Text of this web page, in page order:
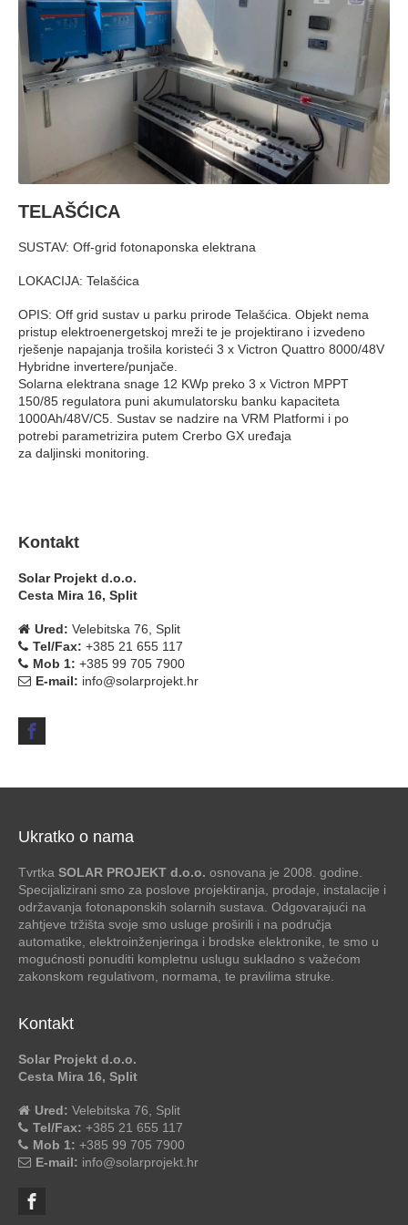
TELAŠĆICA
SUSTAV: Off-grid fotonaponska elektrana
LOKACIJA: Telašćica
OPIS: Off grid sustav u parku prirode Telašćica. Objekt nema
pristup elektroenergetskoj mreži te je projektirano i izvedeno
rješenje napajanja trošila koristeći 3 x Victron Quattro 8000/48V
Hybridne invertere/punjače.
Solarna elektrana snage 12 KWp preko 3 x Victron MPPT
150/85 regulatora puni akumulatorsku banku kapaciteta
1000Ah/48V/C5. Sustav se nadzire na VRM Platformi i po
potrebi parametrizira putem Crerbo GX uređaja
za daljinski monitoring.
Kontakt
Solar Projekt d.o.o.
Cesta Mira 16, Split
Ured: Velebitska 76, Split
Tel/Fax: +385 21 655 117
Mob 1: +385 99 705 7900
E-mail: info@solarprojekt.hr
Ukratko o nama
Tvrtka SOLAR PROJEKT d.o.o. osnovana je 2008. godine.
Specijalizirani smo za poslove projektiranja, prodaje, instalacije i
održavanja fotonaponskih solarnih sustava. Odgovarajući na
zahtjeve tržišta svoje smo usluge proširili i na područja
automatike, elektroinženjeringa i brodske elektronike, te smo u
mogućnosti ponuditi kompletnu uslugu sukladno s važećom
zakonskom regulativom, normama, te pravilima struke.
Kontakt
Solar Projekt d.o.o.
Cesta Mira 16, Split
Ured: Velebitska 76, Split
Tel/Fax: +385 21 655 117
Mob 1: +385 99 705 7900
E-mail: info@solarprojekt.hr